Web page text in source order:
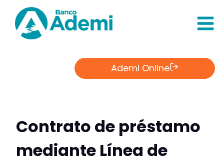
Contenido
Ademi Online
Contrato de préstamo
mediante Línea de